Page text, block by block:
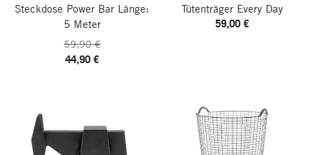
Steckdose Power Bar Länge:
5 Meter
59,90 €
44,90 €
Tütenträger Every Day
59,00 €